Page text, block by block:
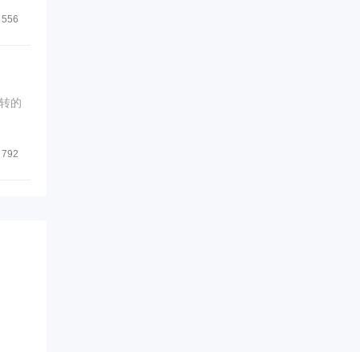
556
的
792